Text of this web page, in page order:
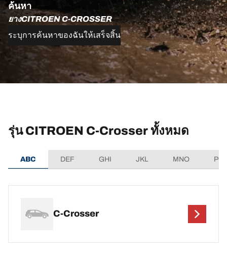
ค้นหา
ยางCITROEN C-CROSSER
ระบุการค้นหาของฉันให้เสร็จสิ้น
รุ่น CITROEN C-Crosser ทั้งหมด
ABC DEF GHI JKL MNO
C-Crosser